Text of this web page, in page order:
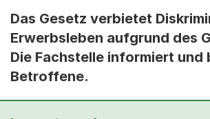
Das Gesetz verbietet
Erwerbsleben aufgrund des
Die Fachstelle informiert und
Betroffene.